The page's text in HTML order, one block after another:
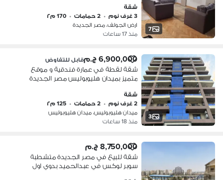
7
شقة
3 غرف نوم
• 2 حمامات • 170 م٢
ارض الجولف، مصر الجديدة
منذ 17 ساعات
3
6,900,000 ج.م قابل للتفاوض
شقة لقطة في عمارة فندقية و موقع
متميز بميدان هليوبوليس مصر الجديدة
شقة
2 غرف نوم
• 2 حمامات • 125 م٢
ميدان هليوبوليس، ميدان هليوبوليس
منذ 18 ساعات
8,750,000 ج.م
شقة للبيع في مصر الجديدة متشطبة
سوبر لوكس في عبدالحميد بدوي اول